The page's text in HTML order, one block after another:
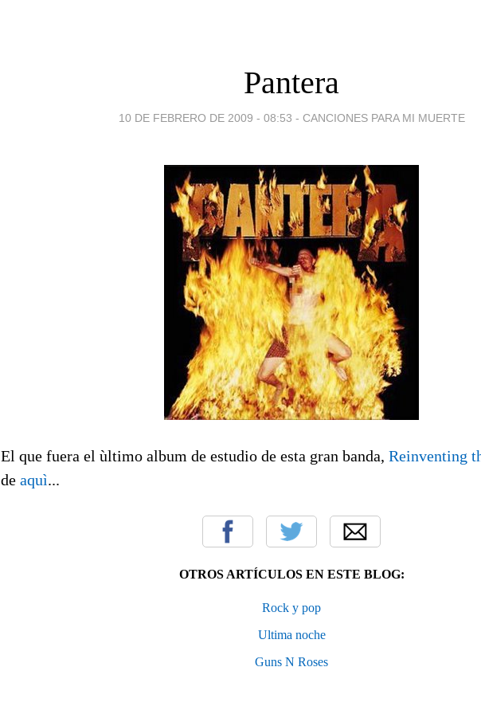
Pantera
10 DE FEBRERO DE 2009 - 08:53 - CANCIONES PARA MI MUERTE
El que fuera el ùltimo album de estudio de esta gran banda, Reinventing
de aquì...
OTROS ARTÍCULOS EN ESTE BLOG:
Rock y pop
Ultima noche
Guns N Roses